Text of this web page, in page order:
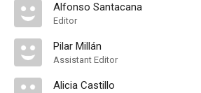
Alfonso Santacana
Editor
Pilar Millán
Assistant Editor
Alicia Castillo